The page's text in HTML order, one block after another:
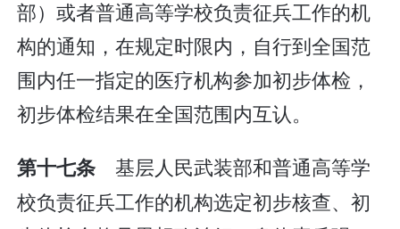
部）或者普通高等学校负责征兵工作的机
构的通知，在规定时限内，自行到全国范
围内任一指定的医疗机构参加初步体检，
初步体检结果在全国范围内互认。
第十七条 基层人民武装部和普通高等学
校负责征兵工作的机构选定初步核查、初